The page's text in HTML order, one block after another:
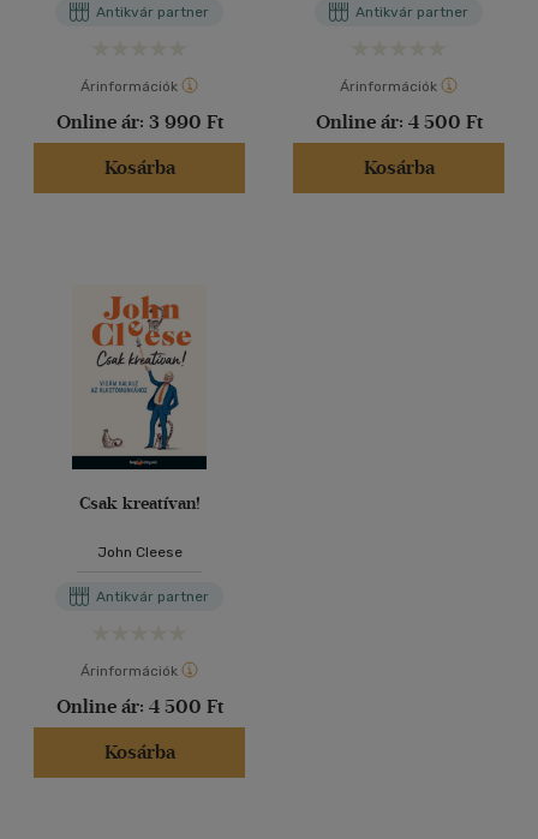
Antikvár partner
Árinformációk
Online ár: 3 990 Ft
Kosárba
Antikvár partner
Árinformációk
Online ár: 4 500 Ft
Kosárba
Csak kreatívan!
John Cleese
Antikvár partner
Árinformációk
Online ár: 4 500 Ft
Kosárba